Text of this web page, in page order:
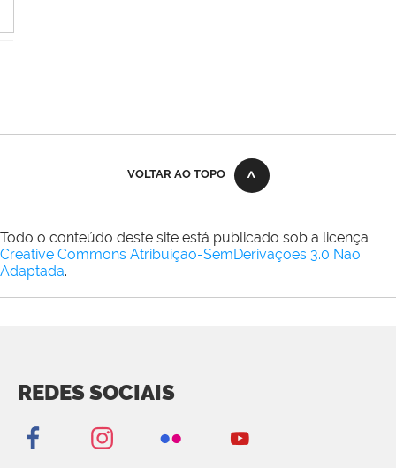
VOLTAR AO TOPO
Todo o conteúdo deste site está publicado sob a licença
Creative Commons Atribuição-SemDerivações 3.0 Não
Adaptada.
REDES SOCIAIS